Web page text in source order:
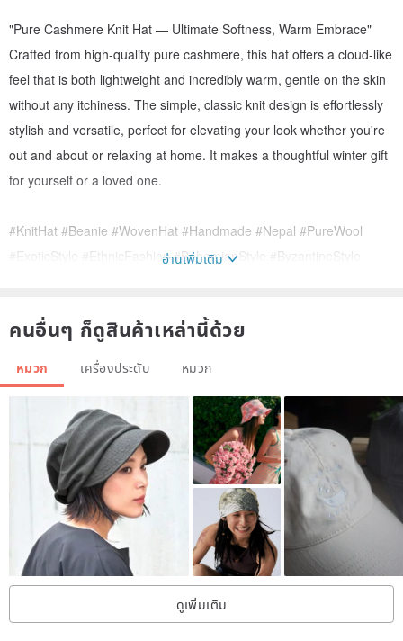
"Pure Cashmere Knit Hat — Ultimate Softness, Warm Embrace"
Crafted from high-quality pure cashmere, this hat offers a cloud-like
feel that is both lightweight and incredibly warm, gentle on the skin
without any itchiness. The simple, classic knit design is effortlessly
stylish and versatile, perfect for elevating your look whether you're
out and about or relaxing at home. It makes a thoughtful winter gift
for yourself or a loved one.
#KnitHat #Beanie #WovenHat #Handmade #Nepal #PureWool
#ExoticStyle #EthnicFashion #BohemianStyle #ByzantineStyle
#Kashmiri #cashmere #pashmina #NorthIndia #Delhi
#Nepal #Kathmandu #ThrowBlanket #SofaBlanket #Rug
Care & Handling Notes:
★ Handmade wool items may exhibit slight irregularities, such as
minor yarn shifts or subtle color variations, characteristic of
handcrafted pieces rather than machine-made uniformity. These
minor imperfections are part of their unique charm and not
considered defects.
★ Please do not machine wash wool products. Professional dry
cleaning once per season is recommended. If hand washing, use a
อ่านเพิ่มเติม
คนอื่นๆ ก็ดูสินค้าเหล่านี้ด้วย
หมวก เครื่องประดับ หมวก
ดูเพิ่มเติม